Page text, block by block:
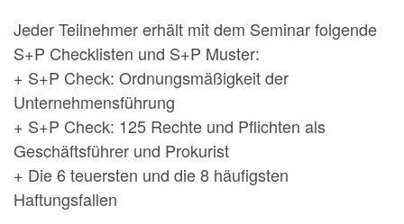
Jeder Teilnehmer erhält mit dem Seminar folgende
S+P Checklisten und S+P Muster:
+ S+P Check: Ordnungsmäßigkeit der
Unternehmensführung
+ S+P Check: 125 Rechte und Pflichten als
Geschäftsführer und Prokurist
+ Die 6 teuersten und die 8 häufigsten
Haftungsfallen